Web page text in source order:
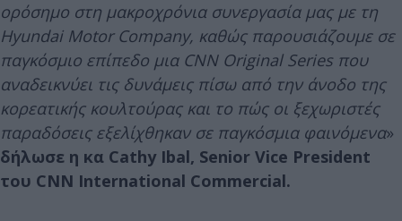
ορόσημο στη μακροχρόνια συνεργασία μας με τη
Hyundai Motor Company, καθώς παρουσιάζουμε σε
παγκόσμιο επίπεδο μια CNN Original Series που
αναδεικνύει τις δυνάμεις πίσω από την άνοδο της
κορεατικής κουλτούρας και το πώς οι ξεχωριστές
παραδόσεις εξελίχθηκαν σε παγκόσμια φαινόμενα»
δήλωσε η κα Cathy Ibal, Senior Vice President
του CNN International Commercial.